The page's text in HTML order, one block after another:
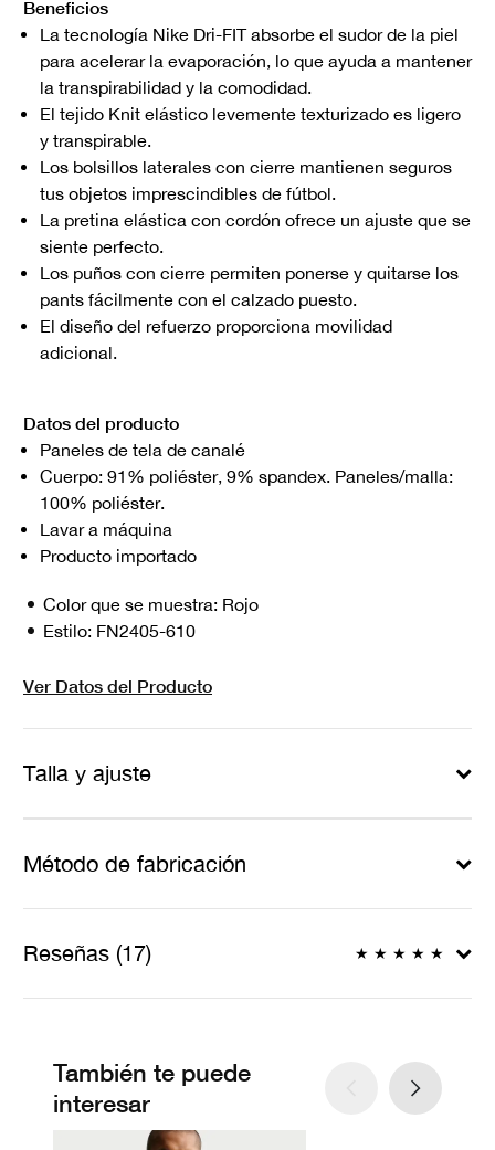
Beneficios
La tecnología Nike Dri-FIT absorbe el sudor de la piel
para acelerar la evaporación, lo que ayuda a mantener
la transpirabilidad y la comodidad.
El tejido Knit elástico levemente texturizado es ligero
y transpirable.
Los bolsillos laterales con cierre mantienen seguros
tus objetos imprescindibles de fútbol.
La pretina elástica con cordón ofrece un ajuste que se
siente perfecto.
Los puños con cierre permiten ponerse y quitarse los
pants fácilmente con el calzado puesto.
El diseño del refuerzo proporciona movilidad
adicional.
Datos del producto
Paneles de tela de canalé
Cuerpo: 91% poliéster, 9% spandex. Paneles/malla:
100% poliéster.
Lavar a máquina
Producto importado
Color que se muestra: Rojo
Estilo: FN2405-610
Ver Datos del Producto
Talla y ajuste
Método de fabricación
Reseñas (17) ★ ★ ★ ★ ★
También te puede
interesar